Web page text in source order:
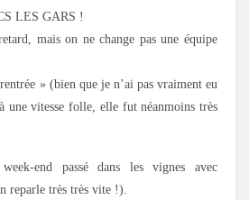
LES GARS !
mais on ne change pas une équipe
» (bien que je n’ai pas vraiment eu
à une vitesse folle, elle fut néanmoins très
end passé dans les vignes avec
reparle très très vite !).